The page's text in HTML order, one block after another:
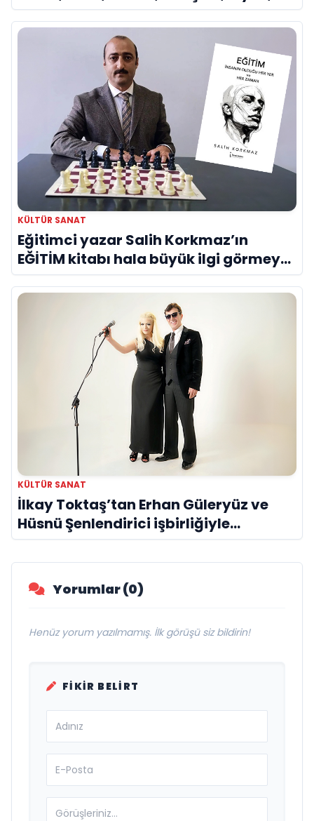
Olga kısaca Dilek Türker veya La
Divina..."
KÜLTÜR SANAT
Eğitimci yazar Salih Korkmaz’ın
EĞİTİM kitabı hala büyük ilgi görmeye
devam ediyor
KÜLTÜR SANAT
İlkay Toktaş’tan Erhan Güleryüz ve
Hüsnü Şenlendirici işbirliğiyle
duygusal bir aşk manifestosu: “Deliler
Gibi”
Yorumlar (0)
Henüz yorum yazılmamış. İlk görüşü siz bildirin!
FIKIR BELIRT